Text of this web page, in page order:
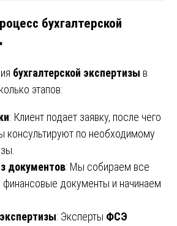
бухгалтерской
бухгалтерской экспертизы в
этапов:
: Клиент подает заявку, после чего
консультируют по необходимому
документов: Мы собираем все
документы и начинаем
: Эксперты ФСЭ